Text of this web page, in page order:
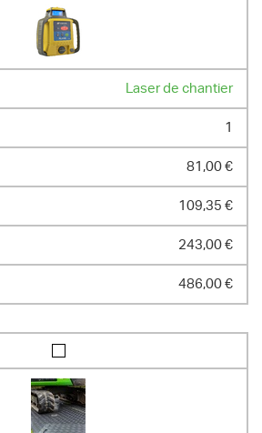
Laser de chantier
1
81,00 €
109,35 €
243,00 €
486,00 €